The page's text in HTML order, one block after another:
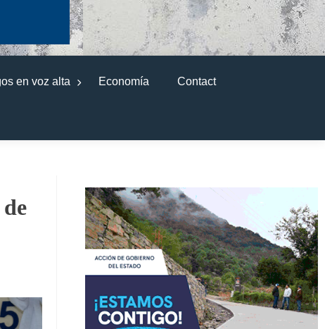
en voz alta Economía Contact